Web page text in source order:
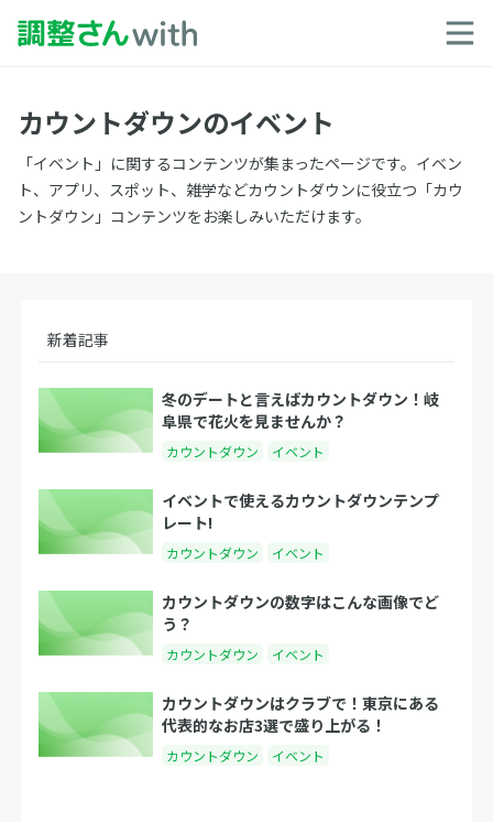
カウントダウンのイベント
「イベント」に関するコンテンツが集まったページです。イベン
ト、アプリ、スポット、雑学などカウントダウンに役立つ「カウ
ントダウン」コンテンツをお楽しみいただけます。
新着記事
冬のデートと言えばカウントダウン！岐
阜県で花火を見ませんか？
カウントダウン イベント
イベントで使えるカウントダウンテンプ
レート!
カウントダウン イベント
カウントダウンの数字はこんな画像でど
う？
カウントダウン イベント
カウントダウンはクラブで！東京にある
代表的なお店3選で盛り上がる！
カウントダウン イベント